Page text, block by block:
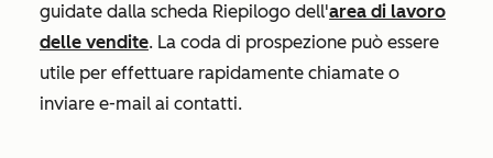
guidate dalla scheda Riepilogo dell'area di lavoro
delle vendite. La coda di prospezione può essere
utile per effettuare rapidamente chiamate o
inviare e-mail ai contatti.